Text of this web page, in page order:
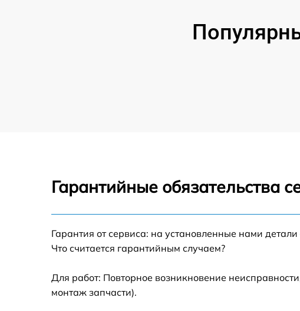
Гарантийные обязательства
Гарантия от сервиса: на установленные нами
Что считается гарантийным случаем?
Для работ: Повторное возникновение
монтаж запчасти).